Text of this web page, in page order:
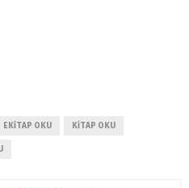
EKITAP OKU KITAP OKU